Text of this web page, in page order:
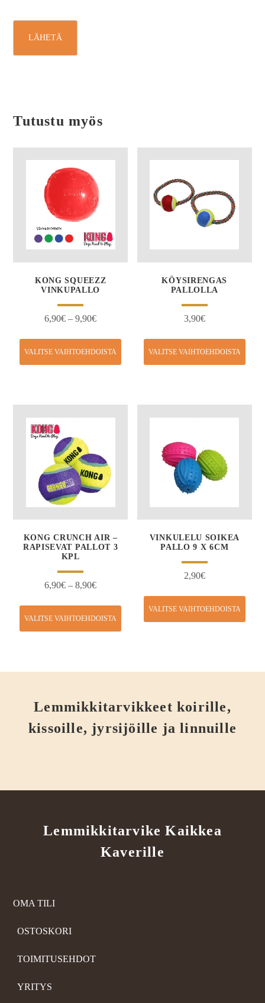
Tutustu myös
KONG SQUEEZZ
VINKUPALLO
6,90€ – 9,90€
VALITSE VAIHTOEHDOISTA
KÖYSIRENGAS
PALLOLLA
3,90€
VALITSE VAIHTOEHDOISTA
KONG CRUNCH AIR –
RAPISEVAT PALLOT 3
KPL
6,90€ – 8,90€
VALITSE VAIHTOEHDOISTA
VINKULELU SOIKEA
PALLO 9 X 6CM
2,90€
VALITSE VAIHTOEHDOISTA
Lemmikkitarvikkeet koirille,
kissoille, jyrsijöille ja linnuille
Lemmikkitarvike Kaikkea
Kaverille
OMA TILI
OSTOSKORI
TOIMITUSEHDOT
YRITYS